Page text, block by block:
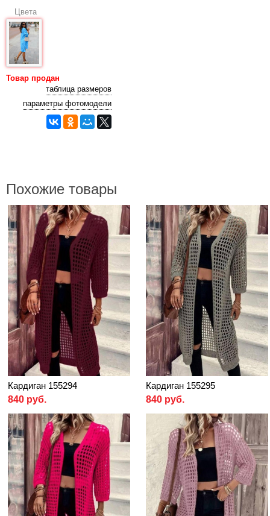
Цвета
Товар продан
таблица размеров
параметры фотомодели
Похожие товары
Кардиган 155294
840 руб.
Кардиган 155295
840 руб.